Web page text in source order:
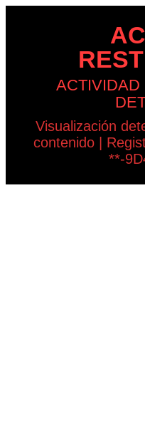
ACTIVIDAD
Visualización
contenido |
**-